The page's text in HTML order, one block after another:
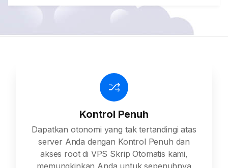
Kontrol Penuh
Dapatkan otonomi yang tak tertandingi atas
server Anda dengan Kontrol Penuh dan
akses root di VPS Skrip Otomatis kami,